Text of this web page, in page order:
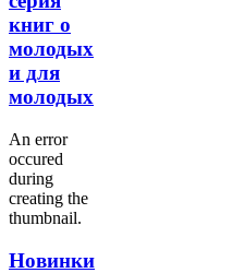
книг о
молодых
и для
молодых
An error
occured
during
creating the
thumbnail.
Новинки